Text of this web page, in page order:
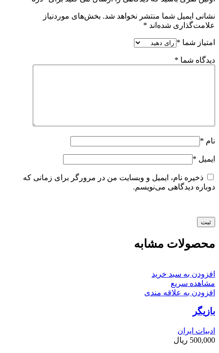
نشانی ایمیل شما منتشر نخواهد شد. بخش‌های موردنیاز
علامت‌گذاری شده‌اند *
امتیاز شما *
دیدگاه شما *
نام *
ایمیل *
ذخیره نام، ایمیل و وبسایت من در مرورگر برای زمانی که
دوباره دیدگاهی می‌نویسم.
محصولات مشابه
افزودن به سبد خرید
مشاهده سریع
افزودن به علاقه مندی
بازیگر
ادبیات ایران
500,000 ریال